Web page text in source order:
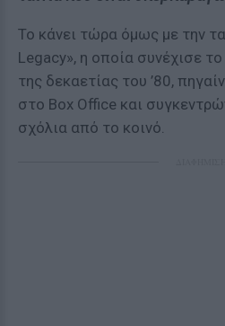
Το κάνει τώρα όμως με την
Legacy», η οποία συνέχισε
της δεκαετίας του ’80,
στο Box Office και
σχόλια από το κοινό.